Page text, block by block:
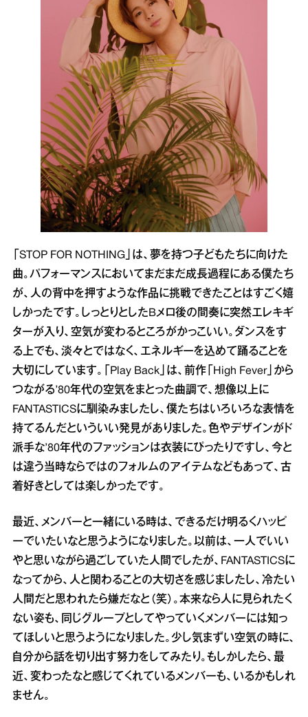
「STOP FOR NOTHING」は、夢を持つ子どもたちに向けた
曲。パフォーマンスにおいてまだまだ成長過程にある僕たち
が、人の背中を押すような作品に挑戦できたことはすごく嬉
しかったです。しっとりとしたBメロ後の間奏に突然エレキギ
ターが入り、空気が変わるところがかっこいい。ダンスをす
る上でも、淡々とではなく、エネルギーを込めて踊ることを
大切にしています。「Play Back」は、前作「High Fever」から
つながる’80年代の空気をまとった曲調で、想像以上に
FANTASTICSに馴染みましたし、僕たちはいろいろな表情を
持てるんだといういい発見がありました。色やデザインがド
派手な’80年代のファッションは衣装にぴったりですし、今と
は違う当時ならではのフォルムのアイテムなどもあって、古
着好きとしては楽しかったです。
最近、メンバーと一緒にいる時は、できるだけ明るくハッピ
ーでいたいなと思うようになりました。以前は、一人でいい
やと思いながら過ごしていた人間でしたが、FANTASTICSに
なってから、人と関わることの大切さを感じましたし、冷たい
人間だと思われたら嫌だなと（笑）。本来なら人に見られたく
ない姿も、同じグループとしてやっていくメンバーには知っ
てほしいと思うようになりました。少し気まずい空気の時に、
自分から話を切り出す努力をしてみたり。もしかしたら、最
近、変わったなと感じてくれているメンバーも、いるかもしれ
ません。